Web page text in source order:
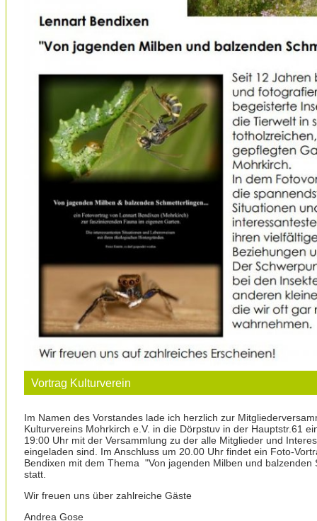
Vortrag Kulturverein
Im Namen des Vorstandes lade ich herzlich zur
Kulturvereins Mohrkirch e.V. in die Dörpstuv in der Hauptstr.61
19:00 Uhr mit der Versammlung zu der alle Mitglieder und
eingeladen sind. Im Anschluss um 20.00 Uhr findet ein Foto-
Bendixen mit dem Thema "Von jagenden Milben und balzenden
statt.
Wir freuen uns über zahlreiche Gäste
Andrea Gose